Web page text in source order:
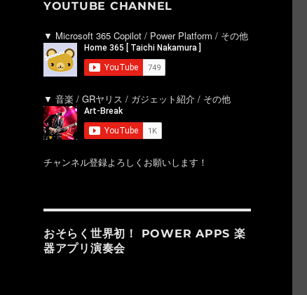
YOUTUBE CHANNEL
▼ Microsoft 365 Copilot / Power Platform / その他
▼ 音楽 / GRヤリス / ガジェット紹介 / その他
チャンネル登録よろしくお願いします！
おそらく世界初！ POWER APPS 楽
器アプリ演奏会